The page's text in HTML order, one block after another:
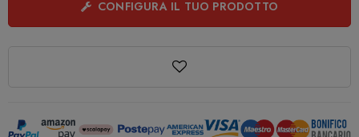
CONFIGURA IL TUO PRODOTTO